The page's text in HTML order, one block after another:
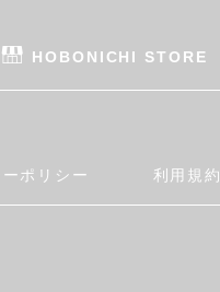
HOBONICHI STORE
ポリシー 利用規約